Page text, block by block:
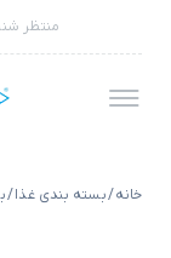
منتظر
خانه/بسته بندی غذا/